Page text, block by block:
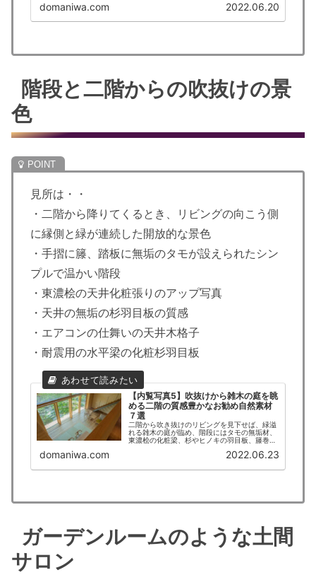
カウンターが質感を高めている。その他のお気
domaniwa.com 2022.06.20
階段と二階からの吹抜けの景
色
見所は・・
・二階から降りてくるとき、リビングの向こう側
に縁側と緑が連続した開放的な景色
・手摺に籐、踏板に無垢のタモが設えられたシン
プルで温かい階段
・東濃桧の天井化粧張りのアップ写真
・天井の無垢の杉羽目板の質感
・エアコンの仕舞いの天井木格子
・耐震用の水平梁の化粧杉羽目板
【内覧写真5】吹抜けから雑木の庭を眺
める二階の質感豊かなお勧め自然素材
７選
二階から吹き抜けのリビングを見下せば、緑溢
れる雑木の庭が臨め、階段にはタモの無垢材、
東濃桧の化粧梁、杉やヒノキの羽目板、籐巻の
が出来る。 建築家、工務店、造園家が腕を奮っ
domaniwa.com 2022.06.23
ガーデンルームのような土間
サロン